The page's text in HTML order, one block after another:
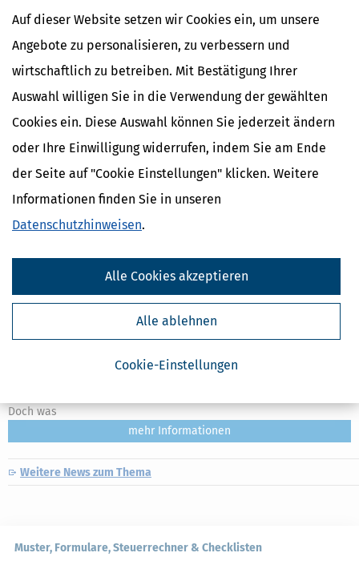
Auf dieser Website setzen wir Cookies ein, um unsere
Angebote zu personalisieren, zu verbessern und
wirtschaftlich zu betreiben. Mit Bestätigung Ihrer
Auswahl willigen Sie in die Verwendung der gewählten
Cookies ein. Diese Auswahl können Sie jederzeit ändern
oder Ihre Einwilligung widerrufen, indem Sie am Ende
der Seite auf "Cookie Einstellungen" klicken. Weitere
Informationen finden Sie in unseren
Datenschutzhinweisen.
Cookie-Einstellungen
Alle ablehnen
Alle Cookies akzeptieren
mit 33 Empfehlungen vorgelegt, um die gesetzliche Rente
langfristig stabiler, gerechter und verständlicher zu machen. Wir
mehr
Leitzins erklärt: Bedeutung, Wirkung und aktuelle Entwicklungen
11.06.2026, 14:44 Uhr]Zum ersten Mal seit fast drei Jahren erhöht
die Europäische Zentralbank (EZB) die Zinsen: Mit Wirkung vom 17.
Doch was
mehr
Weitere News zum Thema
Muster, Formulare, Steuerrechner & Checklisten